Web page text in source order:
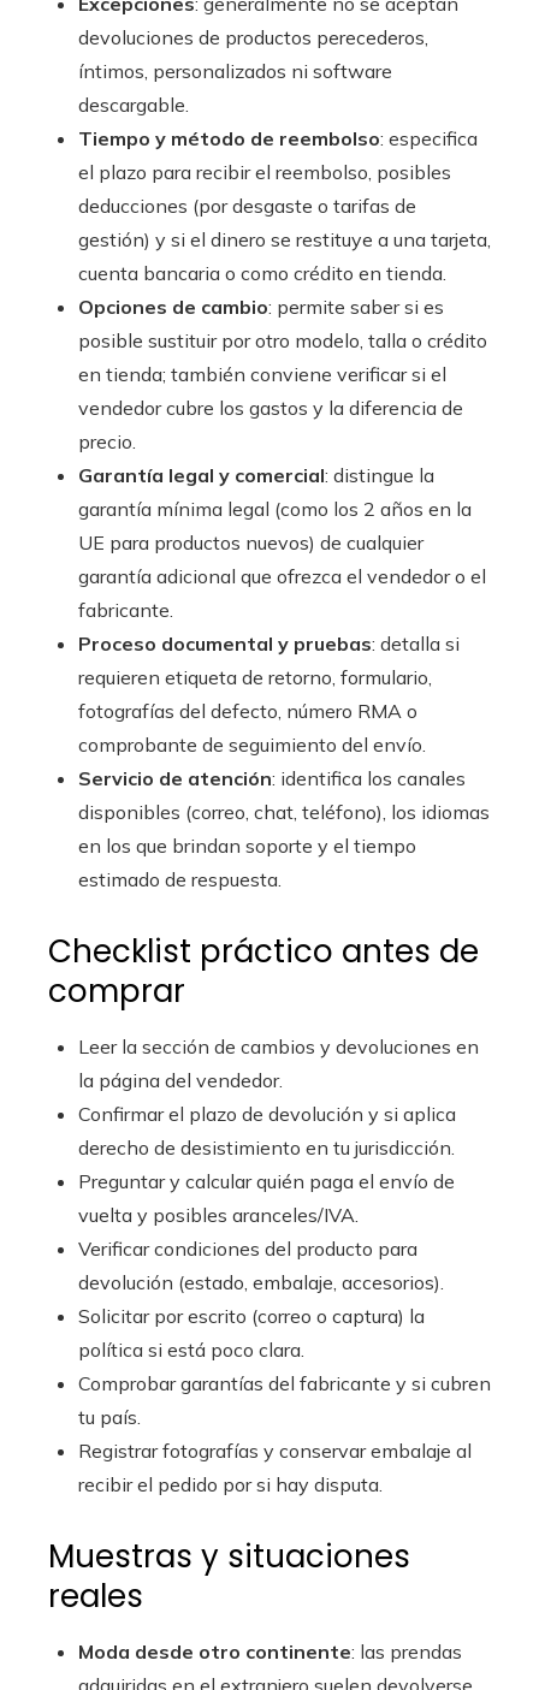
devoluciones de productos perecederos,
íntimos, personalizados ni software
descargable.
Tiempo y método de reembolso: especifica
el plazo para recibir el reembolso, posibles
deducciones (por desgaste o tarifas de
gestión) y si el dinero se restituye a una tarjeta,
cuenta bancaria o como crédito en tienda.
Opciones de cambio: permite saber si es
posible sustituir por otro modelo, talla o crédito
en tienda; también conviene verificar si el
vendedor cubre los gastos y la diferencia de
precio.
Garantía legal y comercial: distingue la
garantía mínima legal (como los 2 años en la
UE para productos nuevos) de cualquier
garantía adicional que ofrezca el vendedor o el
fabricante.
Proceso documental y pruebas: detalla si
requieren etiqueta de retorno, formulario,
fotografías del defecto, número RMA o
comprobante de seguimiento del envío.
Servicio de atención: identifica los canales
disponibles (correo, chat, teléfono), los idiomas
en los que brindan soporte y el tiempo
estimado de respuesta.
Checklist práctico antes de
comprar
Leer la sección de cambios y devoluciones en
la página del vendedor.
Confirmar el plazo de devolución y si aplica
derecho de desistimiento en tu jurisdicción.
Preguntar y calcular quién paga el envío de
vuelta y posibles aranceles/IVA.
Verificar condiciones del producto para
devolución (estado, embalaje, accesorios).
Solicitar por escrito (correo o captura) la
política si está poco clara.
Comprobar garantías del fabricante y si cubren
tu país.
Registrar fotografías y conservar embalaje al
recibir el pedido por si hay disputa.
Muestras y situaciones
reales
Moda desde otro continente: las prendas